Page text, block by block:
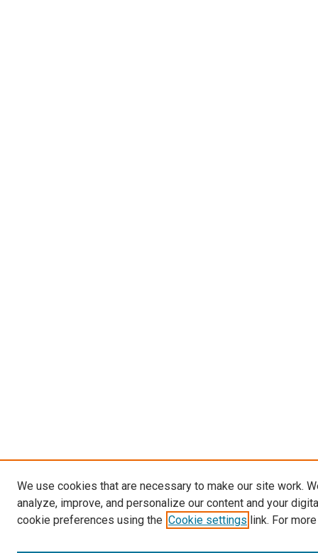
We use cookies that are necessary to make our site work.
analyze, improve, and personalize our content and your
cookie preferences using the Cookie settings link. For